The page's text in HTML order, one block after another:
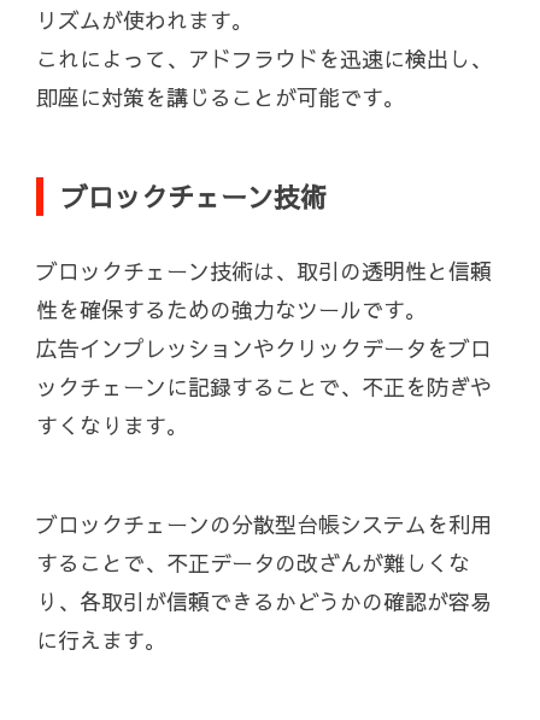
リズムが使われます。
これによって、アドフラウドを迅速に検出し、
即座に対策を講じることが可能です。
ブロックチェーン技術
ブロックチェーン技術は、取引の透明性と信頼
性を確保するための強力なツールです。
広告インプレッションやクリックデータをブロ
ックチェーンに記録することで、不正を防ぎや
すくなります。
ブロックチェーンの分散型台帳システムを利用
することで、不正データの改ざんが難しくな
り、各取引が信頼できるかどうかの確認が容易
に行えます。